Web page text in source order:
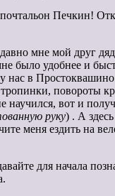
Печкин!
мне мой друг
было удобнее и
нас в
повороты
научился, вот и
руку) . А
меня ездить на
для начала